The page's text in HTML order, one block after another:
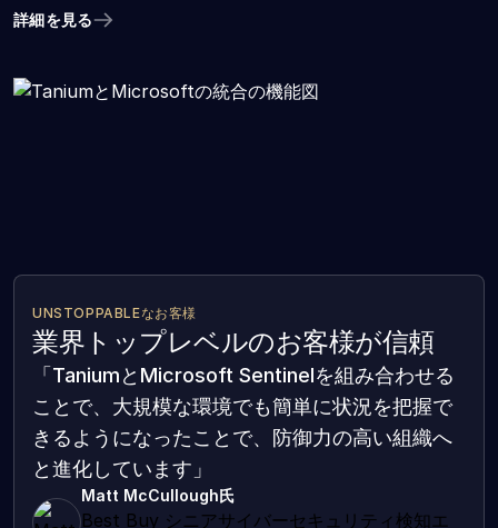
詳細を見る
UNSTOPPABLEなお客様
業界トップレベルのお客様が信頼
「TaniumとMicrosoft Sentinelを組み合わせる
ことで、大規模な環境でも簡単に状況を把握で
きるようになったことで、防御力の高い組織へ
と進化しています」
Matt McCullough氏
Best Buy シニアサイバーセキュリティ検知エ